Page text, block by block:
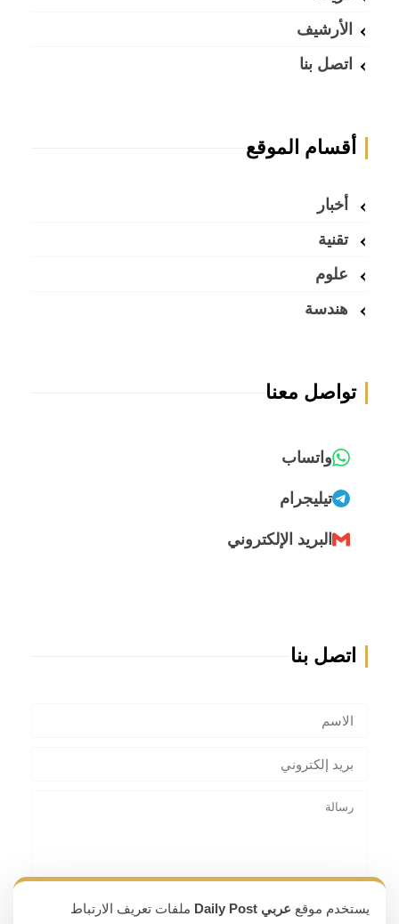
الأرشيف
اتصل بنا
أقسام الموقع
أخبار
تقنية
علوم
هندسة
تواصل معنا
واتساب
تيليجرام
البريد الإلكتروني
يستخدم موقع عربي Daily Post ملفات تعريف الارتباط
اتصل بنا